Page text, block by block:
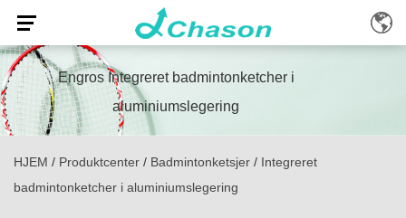
Engros Integreret badmintonketcher i
aluminiumslegering
HJEM / Produktcenter / Badmintonketsjer / Integreret
badmintonketcher i aluminiumslegering